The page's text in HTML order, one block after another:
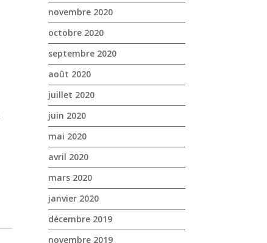
novembre 2020
octobre 2020
septembre 2020
août 2020
juillet 2020
juin 2020
mai 2020
avril 2020
mars 2020
janvier 2020
décembre 2019
novembre 2019